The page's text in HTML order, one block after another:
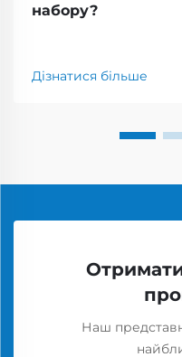
набору?
Дізнатися більше
Наш